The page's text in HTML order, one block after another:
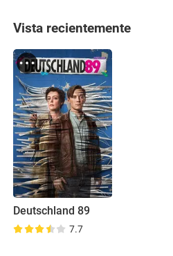
Vista recientemente
Deutschland 89
7.7